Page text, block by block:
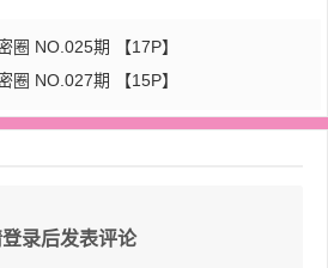
圈 NO.025期 【17P】
圈 NO.027期 【15P】
录后发表评论